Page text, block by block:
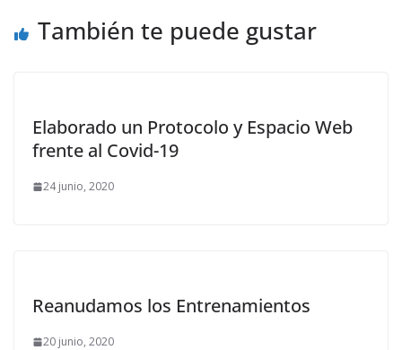
También te puede gustar
Elaborado un Protocolo y Espacio Web
frente al Covid-19
24 junio, 2020
Reanudamos los Entrenamientos
20 junio, 2020